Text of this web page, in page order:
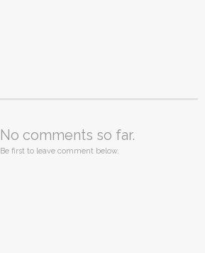
No comments so far.
Be first to leave comment below.